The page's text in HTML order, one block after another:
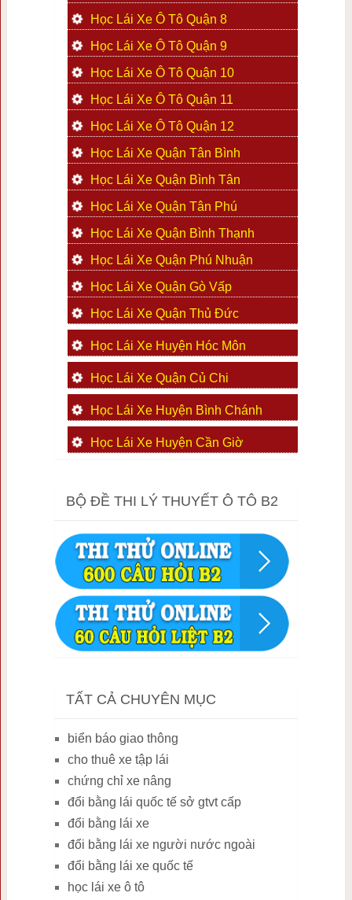
Học Lái Xe Ô Tô Quận 8
Học Lái Xe Ô Tô Quận 9
Học Lái Xe Ô Tô Quận 10
Học Lái Xe Ô Tô Quận 11
Học Lái Xe Ô Tô Quận 12
Học Lái Xe Quận Tân Bình
Học Lái Xe Quận Bình Tân
Học Lái Xe Quận Tân Phú
Học Lái Xe Quận Bình Thạnh
Học Lái Xe Quận Phú Nhuận
Học Lái Xe Quận Gò Vấp
Học Lái Xe Quận Thủ Đức
Học Lái Xe Huyện Hóc Môn
Học Lái Xe Quận Củ Chi
Học Lái Xe Huyện Bình Chánh
Học Lái Xe Huyện Cần Giờ
BỘ ĐỀ THI LÝ THUYẾT Ô TÔ B2
TẤT CẢ CHUYÊN MỤC
biển báo giao thông
cho thuê xe tập lái
chứng chỉ xe nâng
đổi bằng lái quốc tế sở gtvt cấp
đổi bằng lái xe
đổi bằng lái xe người nước ngoài
đổi bằng lái xe quốc tế
học lái xe ô tô